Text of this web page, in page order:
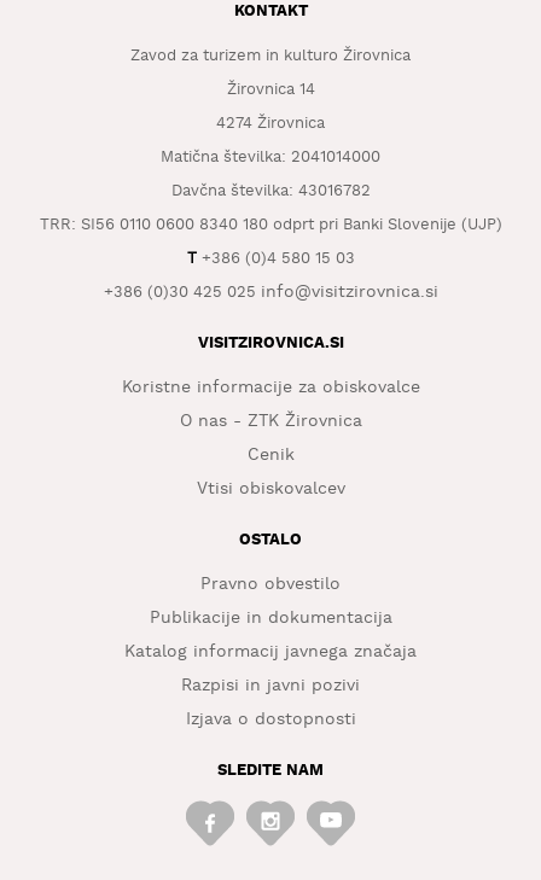
KONTAKT
Zavod za turizem in kulturo Žirovnica
Žirovnica 14
4274 Žirovnica
Matična številka: 2041014000
Davčna številka: 43016782
TRR: SI56 0110 0600 8340 180 odprt pri Banki Slovenije (UJP)
T+386 (0)4 580 15 03
+386 (0)30 425 025 info@visitzirovnica.si
VISITZIROVNICA.SI
Koristne informacije za obiskovalce
O nas - ZTK Žirovnica
Cenik
Vtisi obiskovalcev
OSTALO
Pravno obvestilo
Publikacije in dokumentacija
Katalog informacij javnega značaja
Razpisi in javni pozivi
Izjava o dostopnosti
SLEDITE NAM